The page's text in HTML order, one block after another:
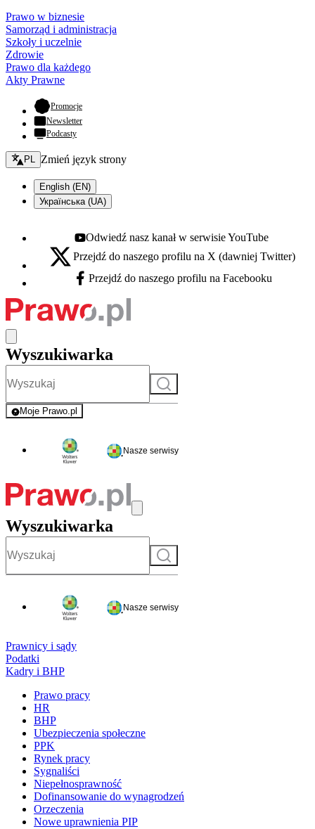
Prawo w biznesie
Samorząd i administracja
Szkoły i uczelnie
Zdrowie
Prawo dla każdego
Akty Prawne
Promocje- otwiera się w nowej karcie
Newsletter
Podcasty
Zmień język - bieżący:
PL Zmień język strony
English (EN)
Українська (UA)
Youtube - otwiera się w nowej karcie
Odwiedź nasz kanał w serwisie YouTube
X - otwiera się w nowej karcie
Przejdź do naszego profilu na X (dawniej Twitter)
Facebook - otwiera się w nowej karcie
Przejdź do naszego profilu na Facebooku
Wyszukiwarka
Szukaj
Moje Prawo.pl
- rejestracja i logowanie do serwisu
Nasze serwisy
Wyszukiwarka
Szukaj
Nasze serwisy
Prawnicy i sądy
Podatki
Kadry i BHP
Prawo pracy
HR
BHP
Ubezpieczenia społeczne
PPK
Rynek pracy
Sygnaliści
Niepełnosprawność
Dofinansowanie do wynagrodzeń
Orzeczenia
Nowe uprawnienia PIP